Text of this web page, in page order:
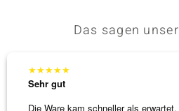
Das sagen
★★★★★
Sehr gut
Die Ware kam schneller als